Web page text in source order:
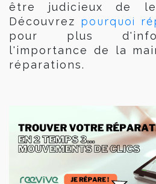
être judicieux de
Découvrez pourquoi
pour plus
l'importance de la
réparations.